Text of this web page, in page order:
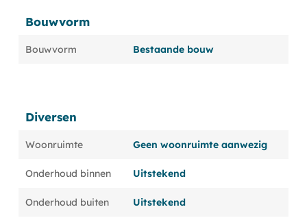
Bouwvorm
Bouwvorm Bestaande bouw
Diversen
Woonruimte Geen woonruimte aanwezig
Onderhoud binnen Uitstekend
Onderhoud buiten Uitstekend